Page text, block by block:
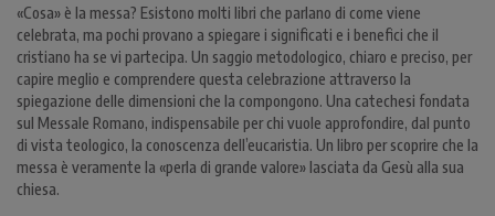
«Cosa» è la messa? Esistono molti libri che parlano di come viene
celebrata, ma pochi provano a spiegare i significati e i benefici che il
cristiano ha se vi partecipa. Un saggio metodologico, chiaro e preciso, per
capire meglio e comprendere questa celebrazione attraverso la
spiegazione delle dimensioni che la compongono. Una catechesi fondata
sul Messale Romano, indispensabile per chi vuole approfondire, dal punto
di vista teologico, la conoscenza dell’eucaristia. Un libro per scoprire che la
messa è veramente la «perla di grande valore» lasciata da Gesù alla sua
chiesa.